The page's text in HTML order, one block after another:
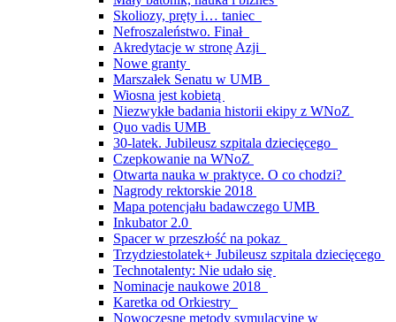
Skoliozy, pręty i… taniec
Nefroszaleństwo. Finał
Akredytacje w stronę Azji
Nowe granty
Marszałek Senatu w UMB
Wiosna jest kobietą
Niezwykłe badania historii ekipy z WNoZ
Quo vadis UMB
30-latek. Jubileusz szpitala dziecięcego
Czepkowanie na WNoZ
Otwarta nauka w praktyce. O co chodzi?
Nagrody rektorskie 2018
Mapa potencjału badawczego UMB
Inkubator 2.0
Spacer w przeszłość na pokaz
Trzydziestolatek+ Jubileusz szpitala dziecięcego
Technotalenty: Nie udało się
Nominacje naukowe 2018
Karetka od Orkiestry
Nowoczesne metody symulacyjne w